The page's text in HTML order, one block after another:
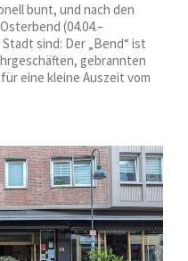
bunt, und nach den
(04.04.–
Stadt sind: Der „Bend“ ist
gebrannten
eine kleine Auszeit vom